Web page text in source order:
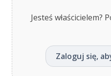
Jesteś właścicielem?
Zaloguj się,